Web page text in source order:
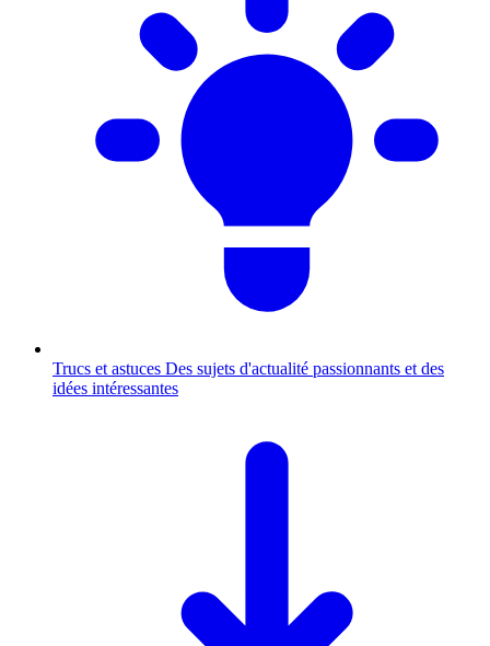
Trucs et astuces Des sujets d'actualité passionnants et des
idées intéressantes